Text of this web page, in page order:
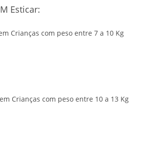
Esticar:
Crianças com peso entre 7 a 10 Kg
Crianças com peso entre 10 a 13 Kg